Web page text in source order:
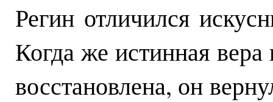
Регин отличился
Когда же истинная
восстановлена, он